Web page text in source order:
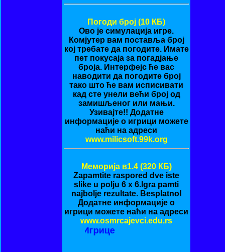
Погоди број (10 КБ)
Ово је симулација игре.
Комјутер вам поставља број
кој требате да погодите. Имате
пет покусаја за погадјање
броја. Интерфејс ће вас
наводити да погодите број
тако што ће вам исписивати
кад сте унели већи број од
замишљеног или мањи.
Узивајте!! Додатне
информације о игрици можете
наћи на адреси
www.milicsoft.99k.org
Меморија в1.4 (320 КБ)
Zapamtite raspored dve iste
slike u polju 6 x 6.Igra pamti
najbolje rezultate. Besplatno!
Додатне информације о
игрици можете наћи на адреси
www.osmrcajevci.edu.rs
(Freeware) Игрице